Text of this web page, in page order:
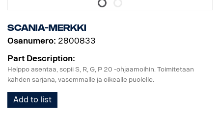
Scania-merkki
Osanumero: 2800833
Part Description:
Helppo asentaa, sopii S, R, G, P 20 -ohjaamoihin. Toimitetaan
kahden sarjana, vasemmalle ja oikealle puolelle.
Add to list